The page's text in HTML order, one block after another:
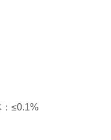
≤0.1%